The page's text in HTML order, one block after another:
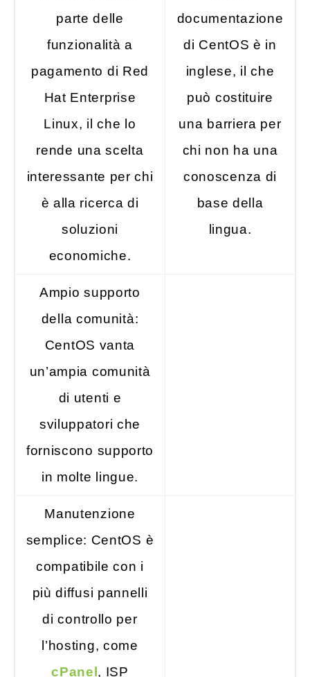
parte delle
funzionalità a
pagamento di Red
Hat Enterprise
Linux, il che lo
rende una scelta
interessante per chi
è alla ricerca di
soluzioni
economiche.
documentazione
di CentOS è in
inglese, il che
può costituire
una barriera per
chi non ha una
conoscenza di
base della
lingua.
Ampio supporto
della comunità:
CentOS vanta
un’ampia comunità
di utenti e
sviluppatori che
forniscono supporto
in molte lingue.
Manutenzione
semplice: CentOS è
compatibile con i
più diffusi pannelli
di controllo per
l’hosting, come
cPanel, ISP